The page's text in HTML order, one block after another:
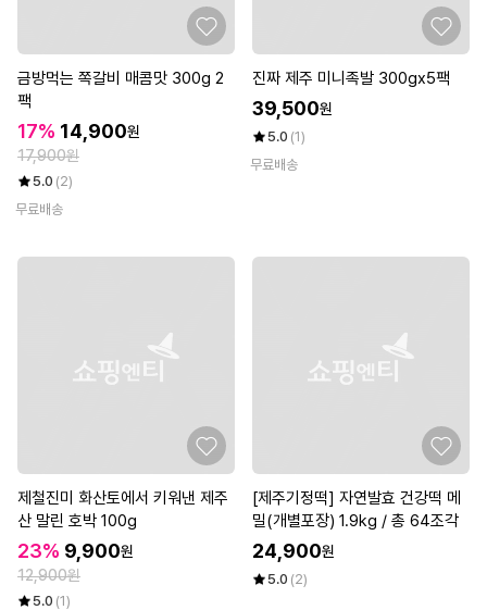
금방먹는 쪽갈비 매콤맛 300g 2
팩
17% 14,900원
17,900원
5.0 (2)
무료배송
진짜 제주 미니족발 300gx5팩
39,500원
5.0 (1)
무료배송
제철진미 화산토에서 키워낸 제주
산 말린 호박 100g
23% 9,900원
12,900원
5.0 (1)
[제주기정떡] 자연발효 건강떡 메
밀(개별포장) 1.9kg / 총 64조각
24,900원
5.0 (2)